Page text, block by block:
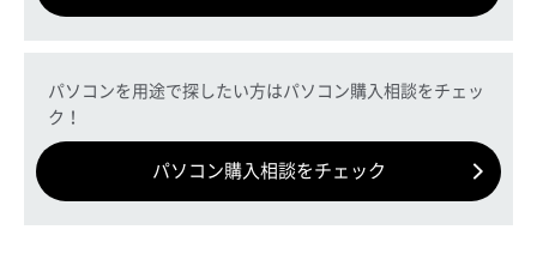
パソコンを用途で探したい方はパソコン購入相談をチェッ
ク！
パソコン購入相談をチェック